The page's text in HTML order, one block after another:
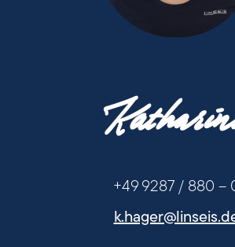
+49 9287 / 880 –